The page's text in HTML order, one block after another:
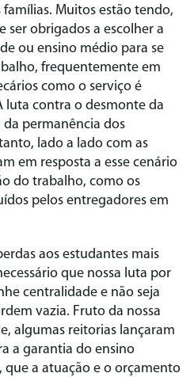
Muitos estão tendo,
ser obrigados a escolher a
ou ensino médio para se
frequentemente em
como o serviço é
luta contra o desmonte da
permanência dos
lado a lado com as
em resposta a esse cenário
do trabalho, como os
pelos entregadores em
aos estudantes mais
que nossa luta por
centralidade e não seja
vazia. Fruto da nossa
algumas reitorias lançaram
a garantia do ensino
que a atuação e o orçamento